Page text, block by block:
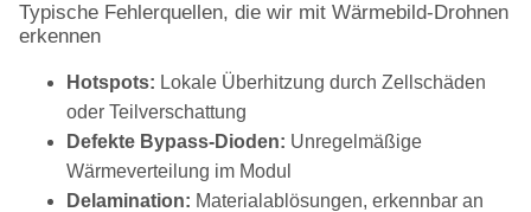
Typische Fehlerquellen, die wir mit Wärmebild-Drohnen
erkennen
Hotspots: Lokale Überhitzung durch Zellschäden
oder Teilverschattung
Defekte Bypass-Dioden: Unregelmäßige
Wärmeverteilung im Modul
Delamination: Materialablösungen, erkennbar an